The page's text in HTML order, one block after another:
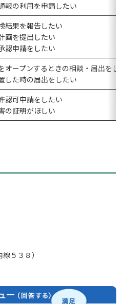
報の利用を申請したい
結果を報告したい
画を提出したい
認申請をしたい
オープンするときの相談・届出をし
した時の届出をしたい
認可申請をしたい
の証明がほしい
５３８）